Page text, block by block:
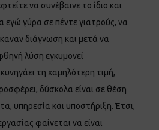
να συνέβαινε το ίδιο και
εγώ γύρα σε πέντε γιατρούς, να
διάγνωση και μετά να
λύση εγκυμονεί
τη χαμηλότερη τιμή,
δύσκολα είναι σε θέση
υπηρεσία και υποστήριξη. Έτσι,
φαίνεται να είναι